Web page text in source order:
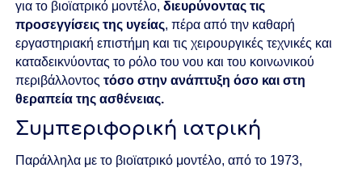
για το βιοϊατρικό μοντέλο,διευρύνοντας τις
προσεγγίσεις της υγείας, πέρα από την καθαρή
εργαστηριακή επιστήμη και τις χειρουργικές τεχνικές και
καταδεικνύοντας το ρόλο του νου και του κοινωνικού
περιβάλλοντοςτόσο στην ανάπτυξη όσο και στη
θεραπεία της ασθένειας.
Συμπεριφορική ιατρική
Παράλληλα με το βιοϊατρικό μοντέλο, από το 1973,